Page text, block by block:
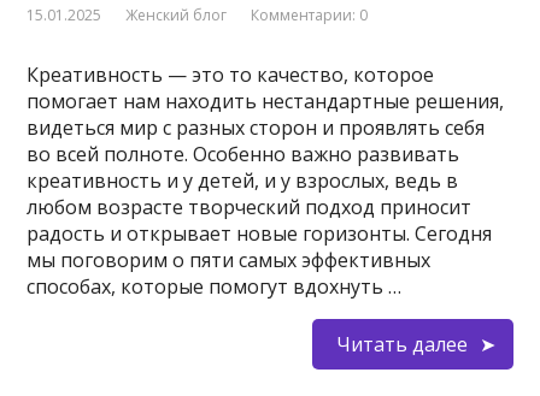
15.01.2025 Женский блог Комментарии: 0
Креативность — это то качество, которое
помогает нам находить нестандартные решения,
видеться мир с разных сторон и проявлять себя
во всей полноте. Особенно важно развивать
креативность и у детей, и у взрослых, ведь в
любом возрасте творческий подход приносит
радость и открывает новые горизонты. Сегодня
мы поговорим о пяти самых эффективных
способах, которые помогут вдохнуть …
Читать далее